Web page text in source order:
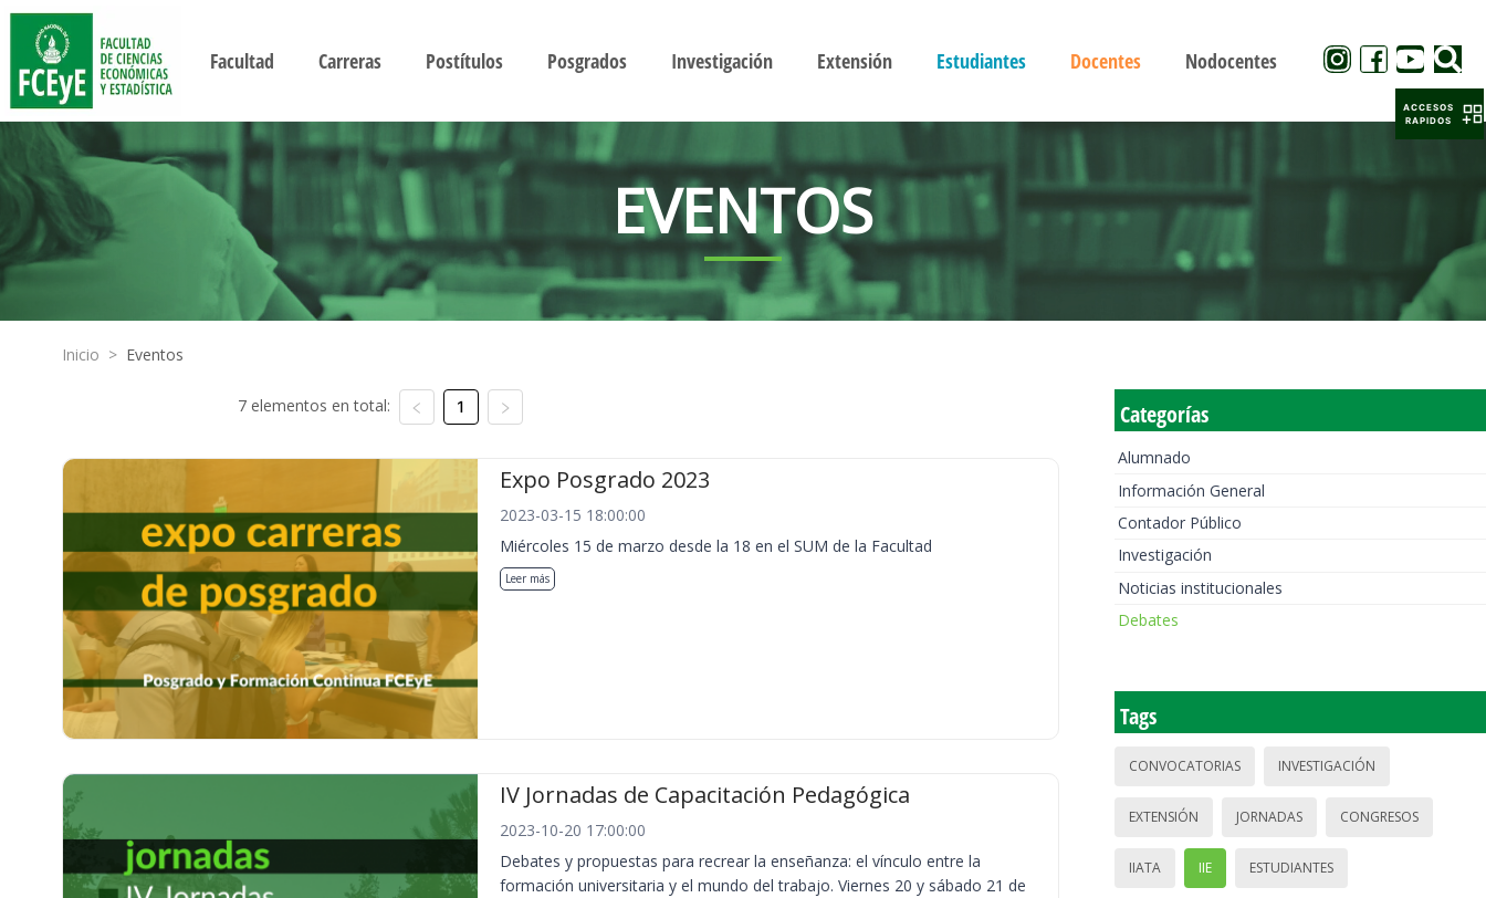
Facultad Carreras Postítulos Posgrados Investigación Extensión Estudiantes Docentes Nodocentes
EVENTOS
Inicio > Eventos
7 elementos en total: 1
Expo Posgrado 2023
2023-03-15 18:00:00
Miércoles 15 de marzo desde la 18 en el SUM de la Facultad
Leer más
IV Jornadas de Capacitación Pedagógica
2023-10-20 17:00:00
Debates y propuestas para recrear la enseñanza: el vínculo entre la
formación universitaria y el mundo del trabajo. Viernes 20 y sábado 21 de
Categorías
Alumnado
Información General
Contador Público
Investigación
Noticias institucionales
Debates
Tags
CONVOCATORIAS INVESTIGACIÓN
EXTENSIÓN JORNADAS CONGRESOS
IIATA IIE ESTUDIANTES
ACCESOS
RAPIDOS